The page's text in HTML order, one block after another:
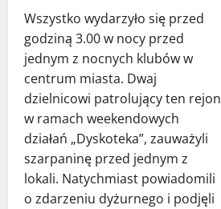
Wszystko wydarzyło się przed
godziną 3.00 w nocy przed
jednym z nocnych klubów w
centrum miasta. Dwaj
dzielnicowi patrolujący ten rejon
w ramach weekendowych
działań „Dyskoteka”, zauważyli
szarpaninę przed jednym z
lokali. Natychmiast powiadomili
o zdarzeniu dyżurnego i podjęli